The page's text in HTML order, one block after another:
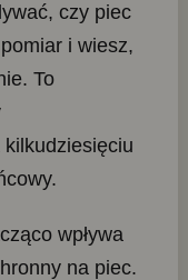
czy piec
i wiesz,
To
wpływa
na piec.